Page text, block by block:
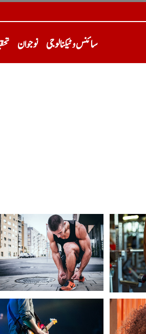
نوجوان سائنس و ٹیکنالوجی